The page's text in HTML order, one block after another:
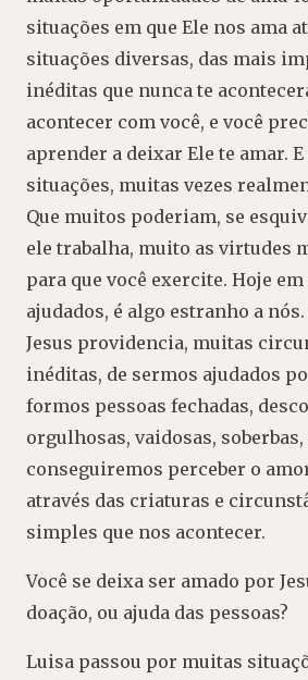
situações em que Ele nos ama
situações diversas, das mais
inéditas que nunca te
acontecer com você, e você
aprender a deixar Ele te amar. E
situações, muitas vezes
Que muitos poderiam, se
ele trabalha, muito as virtudes
para que você exercite. Hoje
ajudados, é algo estranho a
Jesus providencia, muitas
inéditas, de sermos ajudados
formos pessoas fechadas,
orgulhosas, vaidosas, soberbas,
conseguiremos perceber o
através das criaturas e
simples que nos acontecer.
Você se deixa ser amado por
doação, ou ajuda das pessoas?
Luisa passou por muitas